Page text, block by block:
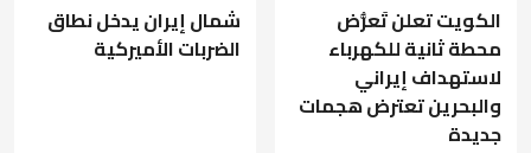
الكويت تعلن تَعرُّض
محطة ثانية للكهرباء
لاستهداف إيراني
والبحرين تعترض هجمات
جديدة
شمال إيران يدخل نطاق
الضربات الأميركية